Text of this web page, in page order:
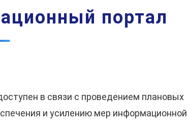
портал
в связи с проведением плановых
и усилению мер информационной